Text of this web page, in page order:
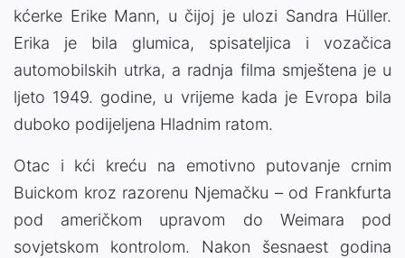
kćerke Erike Mann, u čijoj je ulozi Sandra Hüller.
Erika je bila glumica, spisateljica i vozačica
automobilskih utrka, a radnja filma smještena je u
ljeto 1949. godine, u vrijeme kada je Evropa bila
duboko podijeljena Hladnim ratom.
Otac i kći kreću na emotivno putovanje crnim
Buickom kroz razorenu Njemačku – od Frankfurta
pod američkom upravom do Weimara pod
sovjetskom kontrolom. Nakon šesnaest godina